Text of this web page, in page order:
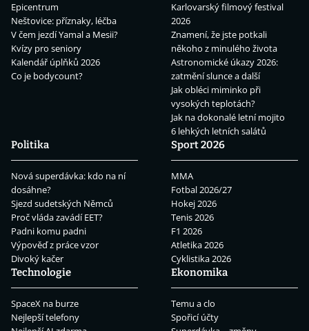
Epicentrum
Neštovice: příznaky, léčba
V čem jezdí Yamal a Mesii?
Kvízy pro seniory
Kalendář úplňků 2026
Co je bodycount?
Karlovarský filmový festival
2026
Znamení, že jste potkali
někoho z minulého života
Astronomické úkazy 2026:
zatmění slunce a další
Jak obléci miminko při
vysokých teplotách?
Jak na dokonalé letní mojito
6 lehkých letních salátů
Politika
Nová superdávka: kdo na ní
dosáhne?
Sjezd sudetských Němců
Proč vláda zavádí EET?
Padni komu padni
Výpověď z práce vzor
Divoký kačer
Sport 2026
MMA
Fotbal 2026/27
Hokej 2026
Tenis 2026
F1 2026
Atletika 2026
Cyklistika 2026
Technologie
SpaceX na burze
Nejlepší telefony
Ekonomika
Temu a clo
Spořicí účty